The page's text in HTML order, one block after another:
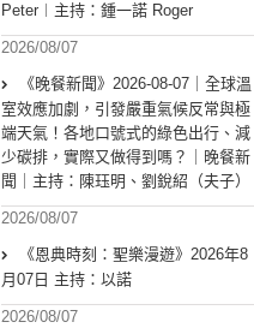
Peter︱主持：鍾一諾 Roger
2026/08/07
《晚餐新聞》2026-08-07｜全球溫
室效應加劇，引發嚴重氣候反常與極
端天氣！各地口號式的綠色出行、減
少碳排，實際又做得到嗎？｜晚餐新
聞｜主持：陳珏明、劉銳紹（夫子）
2026/08/07
《恩典時刻：聖樂漫遊》2026年8
月07日 主持：以諾
2026/08/07